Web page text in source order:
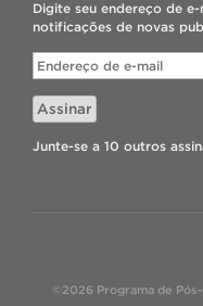
Digite seu endereço de
notificações de novas
Endereço
de
e-
mail
Assinar
Junte-se a 10 outros
©2026 Programa de